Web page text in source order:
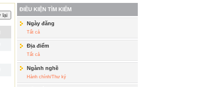
ĐIỀU KIỆN TÌM KIẾM
Ngày đăng
Tất cả
Địa điểm
Tất cả
Ngành nghề
Hành chính/Thư ký